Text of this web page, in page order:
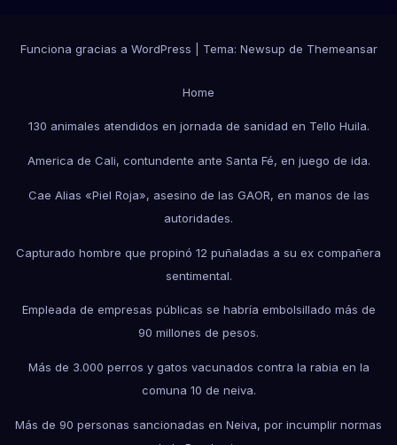
Funciona gracias a WordPress Tema: Newsup de Themeansar
Home
130 animales atendidos en jornada de sanidad en Tello Huila.
America de Cali, contundente ante Santa Fé, en juego de ida.
Cae Alias «Piel Roja», asesino de las GAOR, en manos de las
autoridades.
Capturado hombre que propinó 12 puñaladas a su ex compañera
sentimental.
Empleada de empresas públicas se habría embolsillado más de
90 millones de pesos.
Más de 3.000 perros y gatos vacunados contra la rabia en la
comuna 10 de neiva.
Más de 90 personas sancionadas en Neiva, por incumplir normas